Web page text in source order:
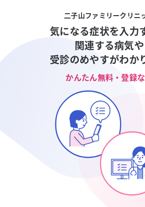
二子山ファミリークリニ
気になる症状を入力
関連する病気や
受診のめやすがわか
かんたん無料・登録